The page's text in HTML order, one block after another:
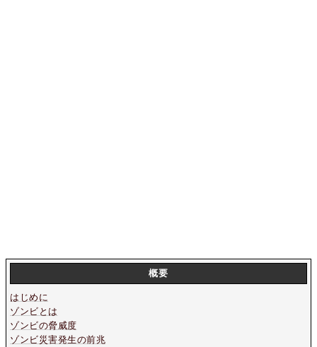
概要
はじめに
ゾンビとは
ゾンビの脅威度
ゾンビ災害発生の前兆